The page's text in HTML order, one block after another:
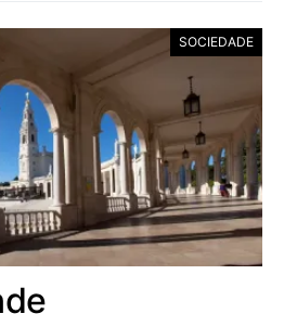
SOCIEDADE